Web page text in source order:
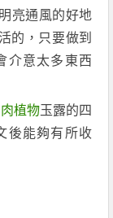
亮通風的好地
的，只要做到
介意太多東西
植物玉露的四
後能夠有所收